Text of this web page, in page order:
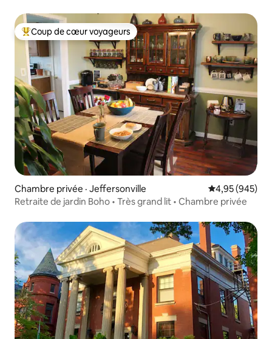
Coup de cœur voyageurs parmi les plus aimés
Coup de cœur voyageurs
Chambre privée · Jeffersonville Note
4,95 (945)
Retraite de jardin Boho • Très grand lit • Chambre privée